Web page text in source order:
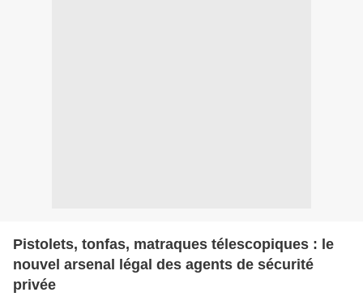
Pistolets, tonfas, matraques télescopiques : le
nouvel arsenal légal des agents de sécurité
privée